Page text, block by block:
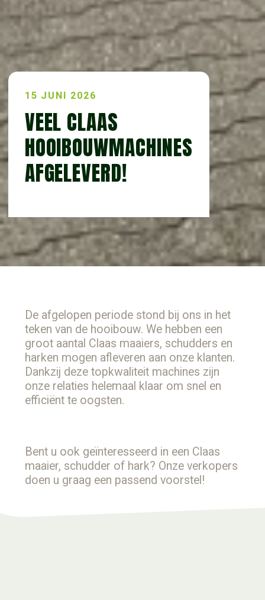
15 JUNI 2026
VEEL CLAAS
HOOIBOUWMACHINES
AFGELEVERD!
De afgelopen periode stond bij ons in het
teken van de hooibouw. We hebben een
groot aantal Claas maaiers, schudders en
harken mogen afleveren aan onze klanten.
Dankzij deze topkwaliteit machines zijn
onze relaties helemaal klaar om snel en
efficiënt te oogsten.
Bent u ook geïnteresseerd in een Claas
maaier, schudder of hark? Onze verkopers
doen u graag een passend voorstel!